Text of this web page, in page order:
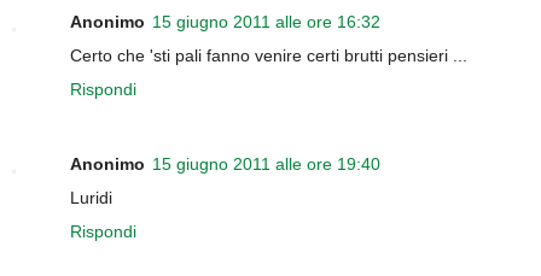
Anonimo 15 giugno 2011 alle ore 16:32
Certo che 'sti pali fanno venire certi brutti pensieri ...
Rispondi
Anonimo 15 giugno 2011 alle ore 19:40
Luridi
Rispondi